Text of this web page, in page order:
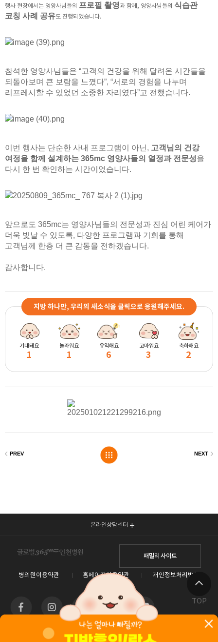
행사 현장에서는 영양사님들의 프로필 촬영 과 함께, 영양사님들의 식습관
코칭 사례 공유도 진행되었습니다.
참석한 영양사님들은 “고객의 건강을 위해 달려온 시간들을
되돌아보며 큰 보람을 느꼈다”, “서로의 경험을 나누며
리프레시할 수 있었던 소중한 자리였다”고 전했습니다.
이번 행사는 단순한 사내 프로그램이 아닌, 고객님의 건강
여정을 함께 설계하는 365mc 영양사들의 열정과 전문성을
다시 한 번 확인하는 시간이었습니다.
앞으로도 365mc는 영양사님들의 전문성과 진심 어린 케어가
더욱 빛날 수 있도록, 다양한 프로그램과 기회를 통해
고객님께 한층 더 큰 감동을 전하겠습니다.
감사합니다.
지방 하나만, 우리의 새소식을 클릭으로 응원해주세요.
기대돼요
1
놀라워요
1
유익해요
6
고마워요
3
축하해요
2
TOP
온라인상담센터
패밀리 사이트
병의원이용약관 홈페이지이용약관 개인정보처리방침
인천광역시 남동구 예술로 138(구월동) 이토타워 4층 글로벌365mc병원